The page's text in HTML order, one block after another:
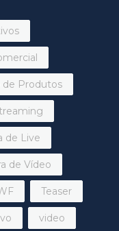
Produtos
de Live
de Vídeo
Teaser
video